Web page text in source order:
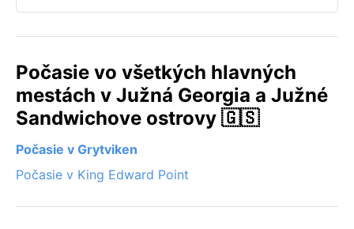
Počasie vo všetkých hlavných
mestách v Južná Georgia a Južné
Sandwichove ostrovy 🇬🇸
Počasie v Grytviken
Počasie v King Edward Point